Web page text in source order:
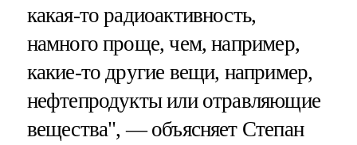
какая-то радиоактивность,
намного проще, чем, например,
какие-то другие вещи, например,
нефтепродукты или отравляющие
вещества", — объясняет Степан